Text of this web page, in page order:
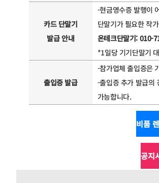
카드 단말기
발급 안내
-현금영수증 발행이
단말기가 필요한 작
온테크단말기: 010-
*1일당 기기단말기
출입증 발급
-참가업체 출입증은
-출입증 추가 발급의
가능합니다.
비품
공지